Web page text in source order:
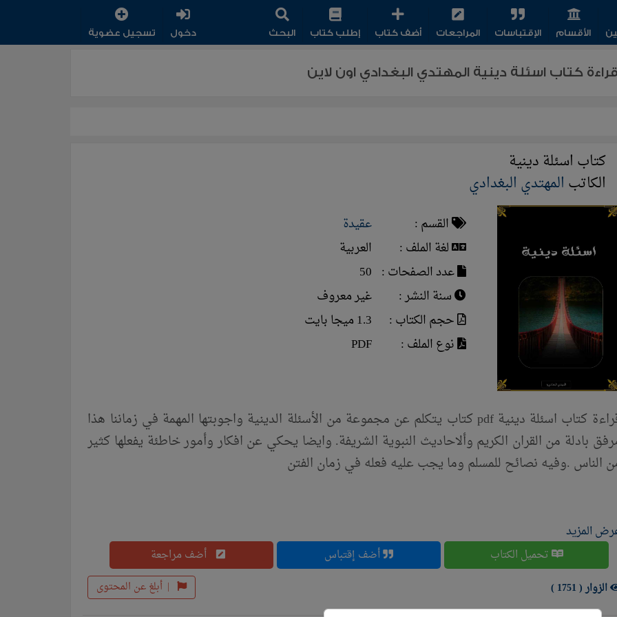
الأقسام الإقتباسات المراجعات أضف كتاب إطلب كتاب البحث دخول تسجيل عضوية
كتاب اسئلة دينية المهتدي البغدادي اون لاين
كتاب اسئلة دينية
الكاتب المهتدي البغدادي
القسم :
عقيدة
لغة الملف :
العربية
عدد الصفحات : 50
سنة النشر :
غير معروف
حجم الكتاب :
1.3 ميجا بايت
نوع الملف :
PDF
قراءة كتاب اسئلة دينية pdf كتاب يتكلم عن مجموعة من الأسئلة الدينية واجوبتها المهمة في زماننا هذا
بادلة من القران الكريم وألاحاديث النبوية الشريفة. وايضا يحكي عن افكار وأمور خاطئة يفعلها كثير
الناس .وفيه نصائح للمسلم وما يجب عليه فعله في زمان الفتن
المزيد
تحميل الكتاب أضف إقتباس أضف مراجعة
| أبلغ عن المحتوى الزوار ( 1751 )